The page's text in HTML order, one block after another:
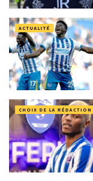
ACTUALITÉ
CHOIX DE LA RÉDACTION